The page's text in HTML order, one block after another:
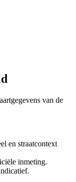
van de
en straatcontext
inmeting.